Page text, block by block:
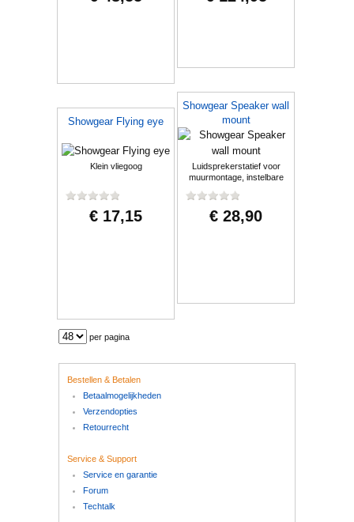
Showgear Flying eye
Klein vliegoog
€ 17,15
Showgear Speaker wall
mount
Luidsprekerstatief voor
muurmontage, instelbare
€ 28,90
per pagina
Bestellen & Betalen
Betaalmogelijkheden
Verzendopties
Retourrecht
Service & Support
Service en garantie
Forum
Techtalk